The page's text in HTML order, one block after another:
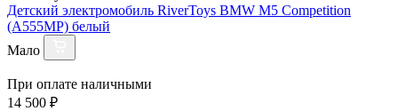
Детский электромобиль RiverToys BMW M5 Competition
(A555MP) белый
Мало
При оплате наличными
14 500 ₽